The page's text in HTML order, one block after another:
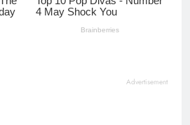
Advertisement